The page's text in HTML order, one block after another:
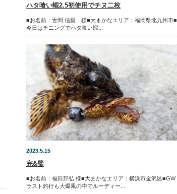
ハタ喰い蝦2.5初使用でチヌ二枚
■お名前：舌間 信親 様■大まかなエリア：福岡県北九州市■
今日はチニングでハタ喰い蝦...
2023.5.15
完&璧
■お名前：福田邦弘 様■大まかなエリア：横浜市金沢区■GW
ラスト釣行も大爆風の中でルーディー...